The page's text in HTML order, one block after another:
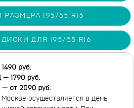
195/55 R16
ДЛЯ 195/55 R16
руб.
1790 руб.
от 2090 руб.
осуществляется в день